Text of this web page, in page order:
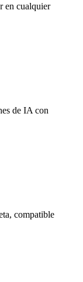
en cualquier
de IA con
compatible